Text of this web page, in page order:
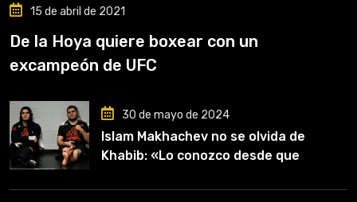
15 de abril de 2021
De la Hoya quiere boxear con un
excampeón de UFC
30 de mayo de 2024
Islam Makhachev no se olvida de
Khabib: «Lo conozco desde que
clave en mi carrera»